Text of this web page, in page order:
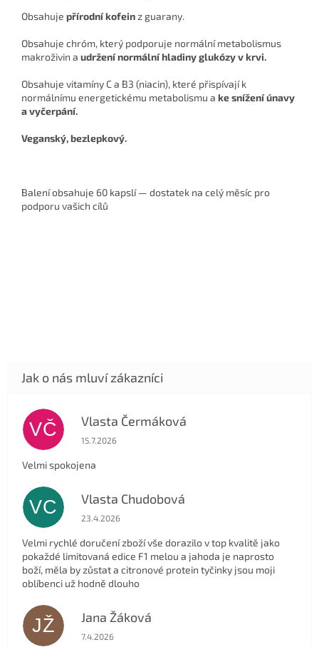
Obsahuje přírodní kofeinz guarany.
Obsahuje chróm, který podporuje normální metabolismus
makroživin a udržení normální hladiny glukózy v krvi.
Obsahuje vitamíny C a B3 (niacin), které přispívají k
normálnímu energetickému metabolismu a ke sníženíúnavy
a vyčerpání.
Veganský, bezlepkový.
Balení obsahuje 60 kapslí — dostatek na celý měsíc pro
podporu vašich cílů
VČ Vlasta Čermáková
Hodnocení obchodu je 5 z 5 hvězdiček.
15.7.2026
Velmi spokojena
VC Vlasta Chudobová
Hodnocení obchodu je 5 z 5 hvězdiček.
23.4.2026
Velmi rychlé doručení zboží vše dorazilo v top kvalitě jako
pokaždé limitovaná edice F1 melou a jahoda je naprosto
boží, měla by zůstat a citronové protein tyčinky jsou moji
oblíbenci už hodně dlouho
JŽ Jana Žáková
Hodnocení obchodu je 5 z 5 hvězdiček.
7.4.2026